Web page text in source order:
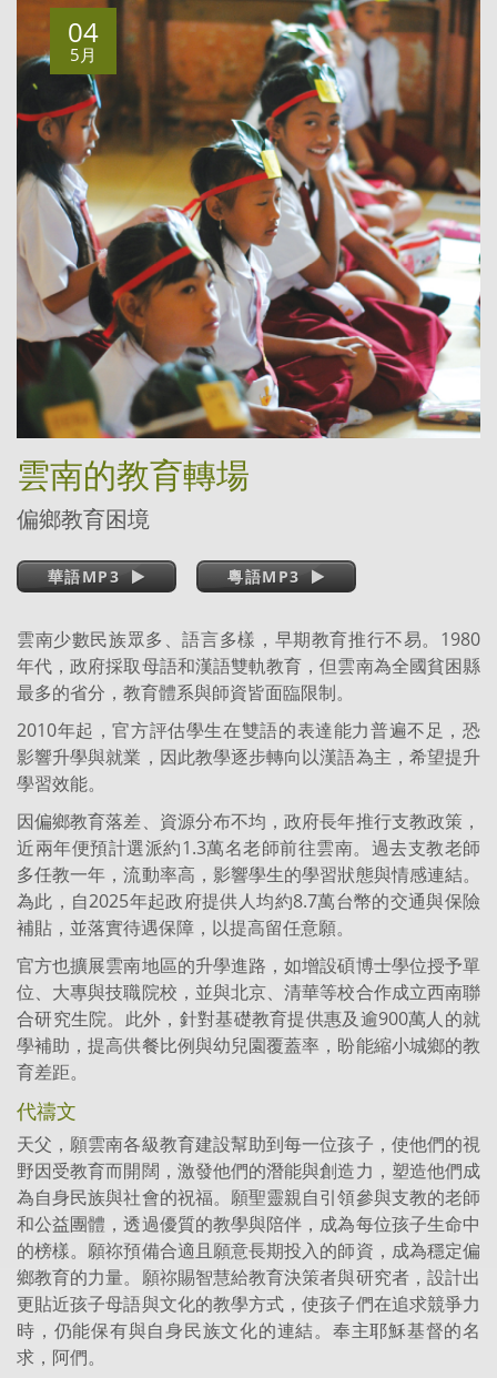
雲南的教育轉場
偏鄉教育困境
04
5月
華語MP3 粵語MP3
雲南少數民族眾多、語言多樣，早期教育推行不易。1980
年代，政府採取母語和漢語雙軌教育，但雲南為全國貧困縣
最多的省分，教育體系與師資皆面臨限制。
2010年起，官方評估學生在雙語的表達能力普遍不足，恐
影響升學與就業，因此教學逐步轉向以漢語為主，希望提升
學習效能。
因偏鄉教育落差、資源分布不均，政府長年推行支教政策，
近兩年便預計選派約1.3萬名老師前往雲南。過去支教老師
多任教一年，流動率高，影響學生的學習狀態與情感連結。
為此，自2025年起政府提供人均約8.7萬台幣的交通與保險
補貼，並落實待遇保障，以提高留任意願。
官方也擴展雲南地區的升學進路，如增設碩博士學位授予單
位、大專與技職院校，並與北京、清華等校合作成立西南聯
合研究生院。此外，針對基礎教育提供惠及逾900萬人的就
學補助，提高供餐比例與幼兒園覆蓋率，盼能縮小城鄉的教
育差距。
代禱文
天父，願雲南各級教育建設幫助到每一位孩子，使他們的視
野因受教育而開闊，激發他們的潛能與創造力，塑造他們成
為自身民族與社會的祝福。願聖靈親自引領參與支教的老師
和公益團體，透過優質的教學與陪伴，成為每位孩子生命中
的榜樣。願祢預備合適且願意長期投入的師資，成為穩定偏
鄉教育的力量。願祢賜智慧給教育決策者與研究者，設計出
更貼近孩子母語與文化的教學方式，使孩子們在追求競爭力
時，仍能保有與自身民族文化的連結。奉主耶穌基督的名
求，阿們。